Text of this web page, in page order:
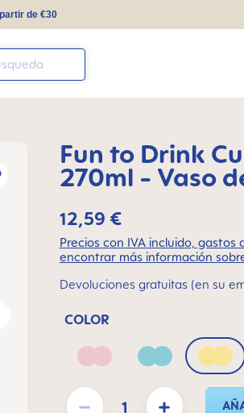
de €30
Fun to Drink
270ml - Vaso
12,59 €
Precios con IVA incluido,
encontrar más información
Devoluciones gratuitas (en su
COLOR
Blush Sage
Cantidad del producto: introduce la